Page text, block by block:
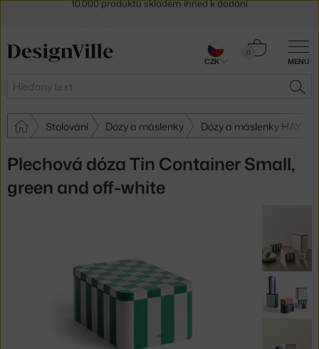
MENU
Hledat
0
Košík
Stolování Dózy a máslenky Dózy a máslenky HAY
Plechová dóza Tin Container Small,
green and off-white
30 dní na vrácení zboží
CZK